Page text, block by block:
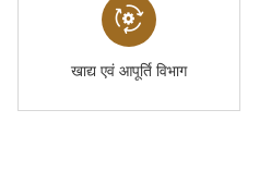
खाद्य एवं आपूर्ति विभाग